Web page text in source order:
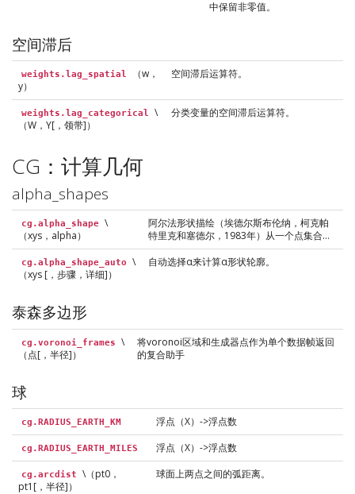
中保留非零值。
空间滞后
weights.lag_spatial
（w，
y）
空间滞后运算符。
weights.lag_categorical
\
（W，Y[，领带]）
分类变量的空间滞后运算符。
CG：计算几何
alpha_shapes
cg.alpha_shape \
（xys，alpha）
阿尔法形状描绘（埃德尔斯布伦纳，柯克帕
特里克和塞德尔，1983年）从一个点集合…
cg.alpha_shape_auto
\
（xys [，步骤，详细]）
自动选择α来计算α形状轮廓。
泰森多边形
cg.voronoi_frames
\
（点[，半径]）
将voronoi区域和生成器点作为单个数据帧返回
的复合助手
球
cg.RADIUS_EARTH_KM 浮点（X）->浮点数
cg.RADIUS_EARTH_MILES 浮点（X）->浮点数
cg.arcdist
\（pt0，
pt1[，半径]）
球面上两点之间的弧距离。